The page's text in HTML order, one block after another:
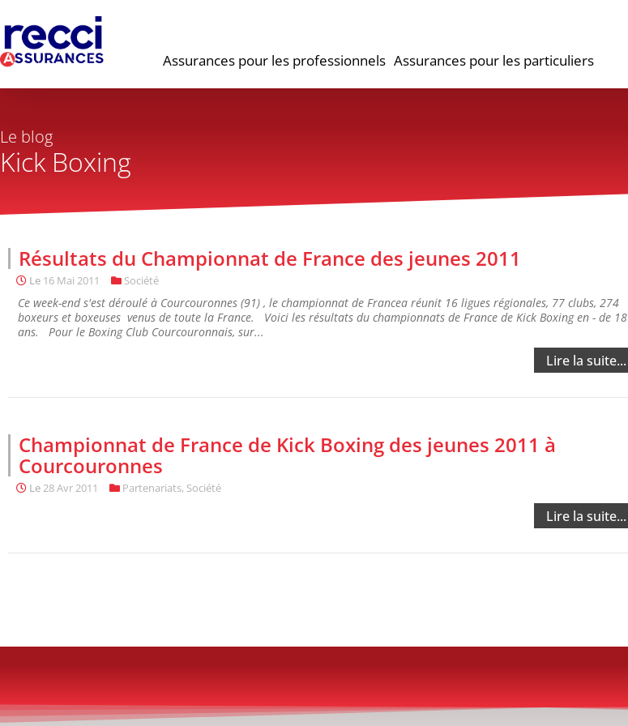
Assurances pour les professionnels Assurances pour les particuliers
Le blog
Kick Boxing
Résultats du Championnat de France des jeunes 2011
Le 16 Mai 2011 Société
Ce week-end s'est déroulé à Courcouronnes (91) , le championnat de Francea réunit 16 ligues régionales, 77 clubs, 274
boxeurs et boxeuses venus de toute la France. Voici les résultats du championnats de France de Kick Boxing en - de 18
ans. Pour le Boxing Club Courcouronnais, sur...
Lire la suite...
Championnat de France de Kick Boxing des jeunes 2011 à
Courcouronnes
Le28 Avr 2011 Partenariats, Société
Lire la suite...